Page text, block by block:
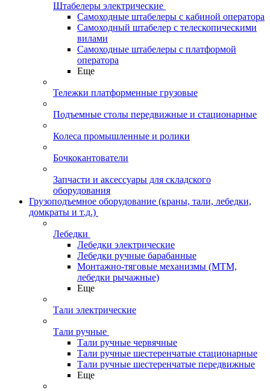
Штабелеры электрические
Самоходные штабелеры с кабиной оператора
Самоходный штабелер с телескопическими
вилами
Самоходные штабелеры с платформой
оператора
Еще
Тележки платформенные грузовые
Подъемные столы передвижные и стационарные
Колеса промышленные и ролики
Бочкокантователи
Запчасти и аксессуары для складского
оборудования
Грузоподъемное оборудование (краны, тали, лебедки,
домкраты и т.д.)
Лебедки
Лебедки электрические
Лебедки ручные барабанные
Монтажно-тяговые механизмы (МТМ,
лебедки рычажные)
Еще
Тали электрические
Тали ручные
Тали ручные червячные
Тали ручные шестеренчатые стационарные
Тали ручные шестеренчатые передвижные
Еще